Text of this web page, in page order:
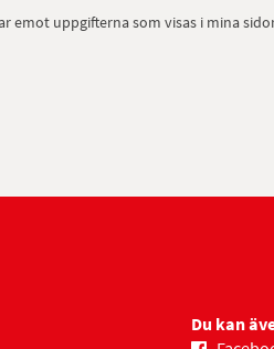
uppgifterna som visas i mina
Du kan